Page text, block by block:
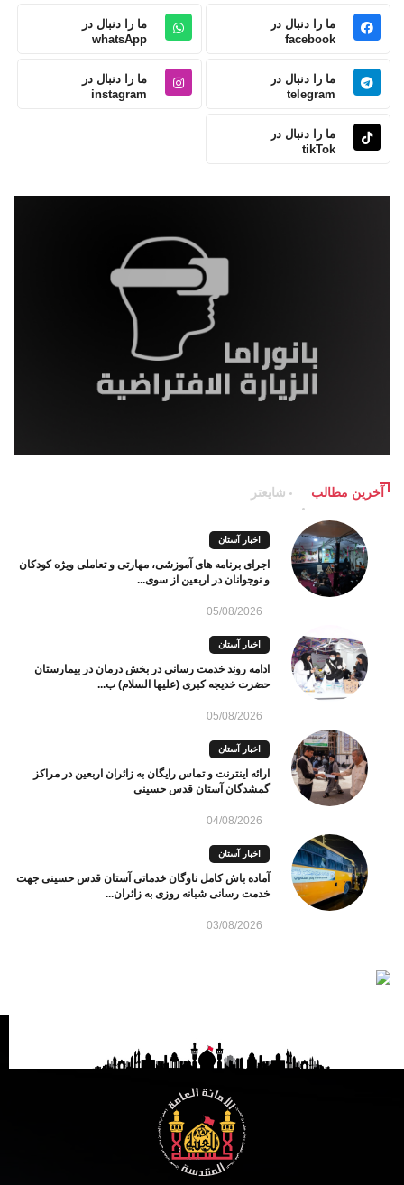
ما را دنبال در
facebook
ما را دنبال در
whatsApp
ما را دنبال در
telegram
ما را دنبال در
instagram
ما را دنبال در
tikTok
آخرین مطالب شایعتر
اخبار آستان
اجرای برنامه های آموزشی، مهارتی و تعاملی ویژه کودکان
و نوجوانان در اربعین از سوی...
05/08/2026
اخبار آستان
ادامه روند خدمت رسانی در بخش درمان در بیمارستان
حضرت خدیجه کبری (علیها السلام) ب...
05/08/2026
اخبار آستان
ارائه اینترنت و تماس رایگان به زائران اربعین در مراکز
گمشدگان آستان قدس حسینی
04/08/2026
اخبار آستان
آماده باش کامل ناوگان خدماتی آستان قدس حسینی جهت
خدمت رسانی شبانه روزی به زائران...
03/08/2026